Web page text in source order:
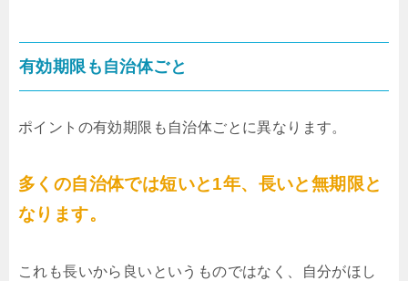
有効期限も自治体ごと
ポイントの有効期限も自治体ごとに異なります。
多くの自治体では短いと1年、長いと無期限と
なります。
これも長いから良いというものではなく、自分がほし